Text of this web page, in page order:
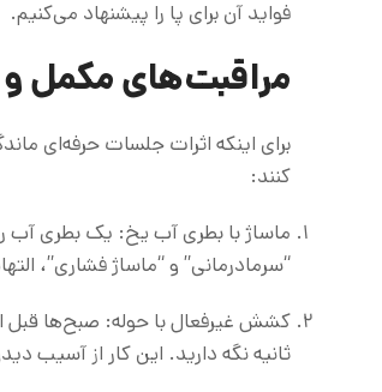
فواید آن برای پا را پیشنهاد می‌کنیم.
مراقبت‌های مکمل و
برای اینکه اثرات جلسات حرفه‌ای
کنند:
“سرمادرمانی” و “ماساژ فشاری”،
ثانیه نگه دارید. این کار از آسیب